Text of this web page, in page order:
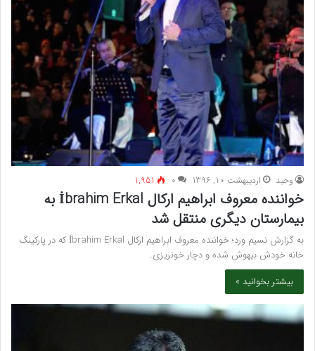
وحید اردیبهشت 10, 1396 ۰ 1,951
خواننده معروف ابراهیم ارکال İbrahim Erkal به
بیمارستان دیگری منتقل شد
به گزارش نسیم ورد؛ خواننده معروف ابراهیم ارکال İbrahim Erkal که در پارکینگ
خانه خودش بیهوش شده و دچار خونریزی…
بیشتر بخوانید »